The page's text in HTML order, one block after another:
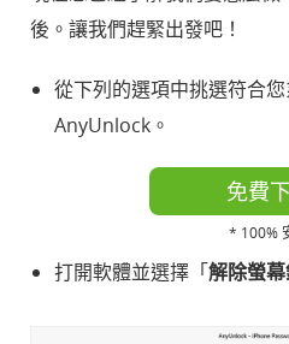
後。讓我們趕緊出發吧！
從下列的選項中挑選符合
AnyUnlock。
免費
* 100%
打開軟體並選擇「解除螢